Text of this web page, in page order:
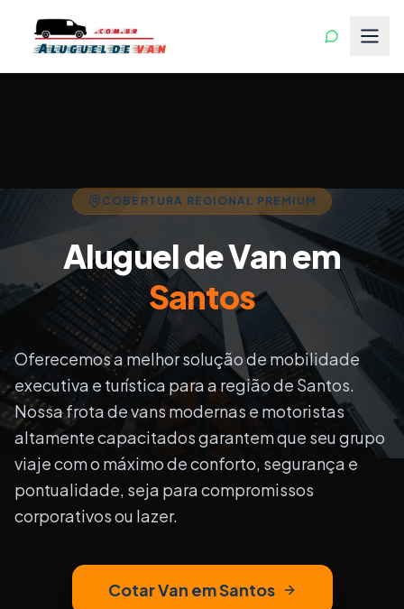
COBERTURA REGIONAL PREMIUM
Aluguel de Van em
Santos
Oferecemos a melhor solução de mobilidade
executiva e turística para a região de Santos.
Nossa frota de vans modernas e motoristas
altamente capacitados garantem que seu grupo
viaje com o máximo de conforto, segurança e
pontualidade, seja para compromissos
corporativos ou lazer.
Cotar Van emSantos